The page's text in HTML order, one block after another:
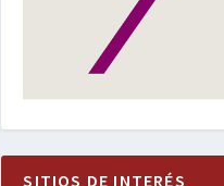
SITIOS DE INTERÉS